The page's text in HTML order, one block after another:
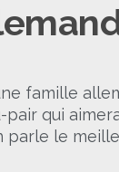
famille
qui
parle le